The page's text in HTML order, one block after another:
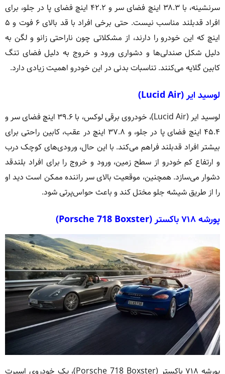
سرنشینه، با ۳۸.۳ اینچ فضای سر و ۴۲.۲ اینچ فضای پا در جلو، برای
افراد قدبلند مناسب نیست. حتی برخی افراد با قد بالای ۶ فوت و ۵
اینچ که این خودرو را دارند، از مشکلاتی چون ناراحتی زانو و لگن به
دلیل شکل صندلی‌ها و دشواری ورود و خروج به دلیل فضای تنگ
کابین گلایه می‌کنند. تناسبات بدنی در این خودرو اهمیت زیادی دارد.
لوسید ایر (Lucid Air)
لوسید ایر (Lucid Air)، خودروی برقی لوکس، با ۳۹.۶ اینچ فضای سر و
۴۵.۴ اینچ فضای پا در جلو، و ۳۷.۸ اینچ در عقب، کابین راحتی برای
بیشتر افراد قدبلند فراهم می‌کند. با این حال، ورودی‌های کوچک درب
و ارتفاع کم خودرو از سطح زمین، ورود و خروج را برای افراد بلندقد
دشوار می‌سازد. همچنین، موقعیت بالای سر راننده ممکن است دید او
را از طریق شیشه جلو مختل کند و باعث حواس‌پرتی شود.
پورشه ۷۱۸ باکستر (Porsche 718 Boxster)
پورشه ۷۱۸ باکستر (Porsche 718 Boxster)، یک خودروی اسپرت